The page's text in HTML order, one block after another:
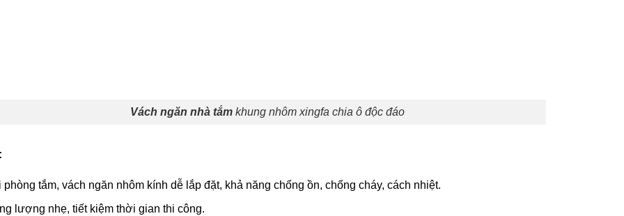
Vách ngăn nhà tắm khung nhôm xingfa chia ô độc đáo
phòng tắm, vách ngăn nhôm kính dễ lắp đặt, khả năng chống ồn, chống cháy, cách nhiệt.
lượng nhẹ, tiết kiệm thời gian thi công.